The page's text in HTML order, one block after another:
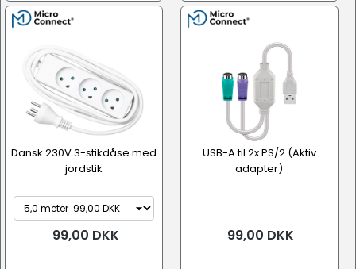
Dansk 230V 3-stikdåse med
jordstik
99,00 DKK
USB-A til 2x PS/2 (Aktiv
adapter)
99,00 DKK